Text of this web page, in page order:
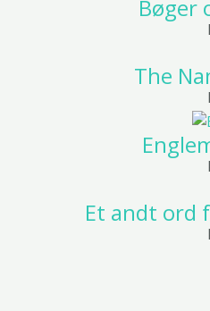
Bøger
The
Et andt ord